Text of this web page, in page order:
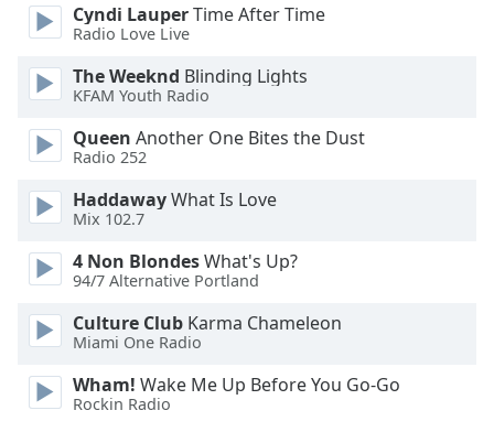
Edge
Style
Font
Family
Reset
Close
Modal
Cyndi LauperTime After Time
Radio Love Live
The Weeknd Blinding Lights
KFAM Youth Radio
Queen Another One Bites the Dust
Radio 252
HaddawayWhat Is Love
Mix 102.7
4 Non BlondesWhat's Up?
94/7 Alternative Portland
Culture Club Karma Chameleon
Miami One Radio
Wham! Wake Me Up Before You Go-Go
Rockin Radio